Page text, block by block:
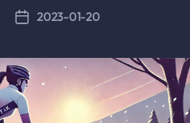
Beitragsdatum
2023-01-20